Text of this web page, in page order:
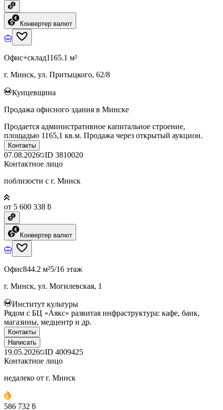
Конвертер валют
Офис+склад1165.1 м²
г. Минск, ул. Притыцкого, 62/8
Кунцевщина
Продажа офисного здания в Минске
Продается административное капитальное строение,
площадью 1165,1 кв.м. Продажа через открытый аукцион.
Контакты
07.08.2026 ID 3810020
Контактное лицо
поблизости с г. Минск
от 5 600 338 ƃ
Конвертер валют
Офис844.2 м²5/16 этаж
г. Минск, ул. Могилевская, 1
Институт культуры
Рядом с БЦ «Аякс» развитая инфраструктура: кафе, банк,
магазины, медцентр и др.
Контакты
Написать
19.05.2026 ID 4009425
Контактное лицо
недалеко от г. Минск
586 732 ƃ